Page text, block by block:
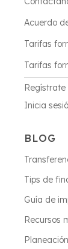
Acuerdo
Tarifas
Tarifas
Regístrate
Inicia
BLOG
Tips de
Guía de
Recursos